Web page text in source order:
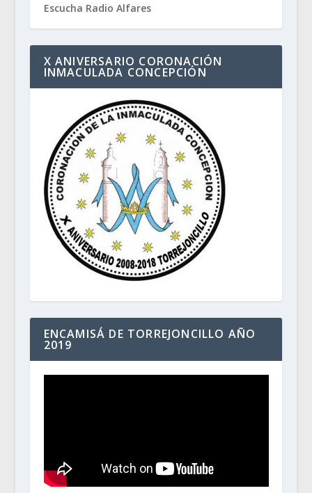
Escucha Radio Alfares
X ANIVERSARIO CORONACIÓN
INMACULADA CONCEPCIÓN
ENCAMISÁ DE TORREJONCILLO AÑO
2019